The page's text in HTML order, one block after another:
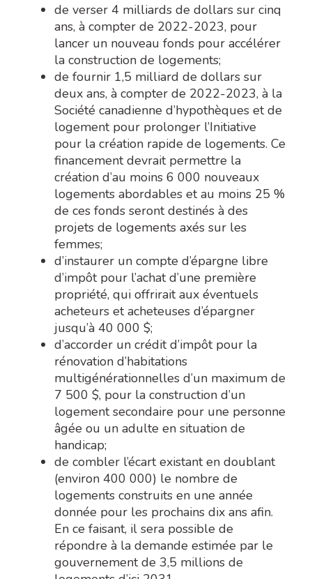
de verser 4 milliards de dollars sur cinq
ans, à compter de 2022-2023, pour
lancer un nouveau fonds pour accélérer
la construction de logements;
de fournir 1,5 milliard de dollars sur
deux ans, à compter de 2022-2023, à la
Société canadienne d’hypothèques et de
logement pour prolonger l’Initiative
pour la création rapide de logements. Ce
financement devrait permettre la
création d’au moins 6 000 nouveaux
logements abordables et au moins 25 %
de ces fonds seront destinés à des
projets de logements axés sur les
femmes;
d’instaurer un compte d’épargne libre
d’impôt pour l’achat d’une première
propriété, qui offrirait aux éventuels
acheteurs et acheteuses d’épargner
jusqu’à 40 000 $;
d’accorder un crédit d’impôt pour la
rénovation d’habitations
multigénérationnelles d’un maximum de
7 500 $, pour la construction d’un
logement secondaire pour une personne
âgée ou un adulte en situation de
handicap;
de combler l’écart existant en doublant
(environ 400 000) le nombre de
logements construits en une année
donnée pour les prochains dix ans afin.
En ce faisant, il sera possible de
répondre à la demande estimée par le
gouvernement de 3,5 millions de